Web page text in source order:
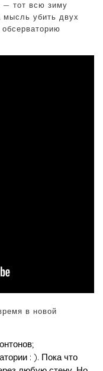
— тот всю зиму
мысль убить двух
в новой
: ). Пока что